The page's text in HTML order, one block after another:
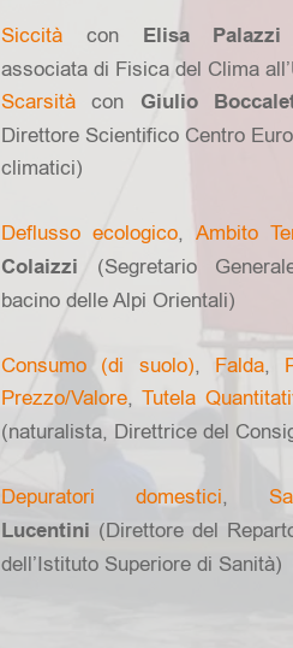
Siccità con Elisa Palazzi
associata di Fisica del Clima
Scarsità con Giulio
Direttore Scientifico Centro
climatici)
Deflusso ecologico, Ambito
Colaizzi (Segretario
bacino delle Alpi Orientali)
Consumo (di suolo), Falda,
Prezzo/Valore,Tutela
(naturalista, Direttrice del
Depuratori domestici,
Lucentini (Direttore del
dell’Istituto Superiore di Sanità)